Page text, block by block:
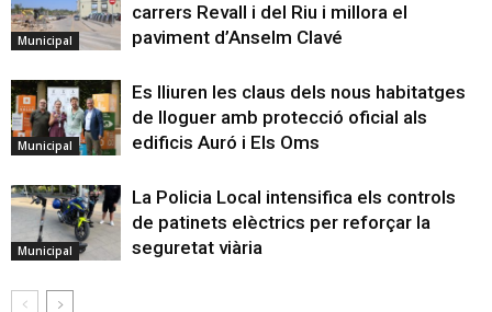
Municipal
carrers Revall i del Riu i millora el
paviment d’Anselm Clavé
Municipal
Es lliuren les claus dels nous habitatges
de lloguer amb protecció oficial als
edificis Auró i Els Oms
Municipal
La Policia Local intensifica els controls
de patinets elèctrics per reforçar la
seguretat viària